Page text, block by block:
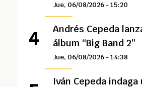
Jue, 06/08/2026 - 15:20
Andrés Cepeda
álbum “Big Band 2”
Jue, 06/08/2026 - 14:38
Iván Cepeda